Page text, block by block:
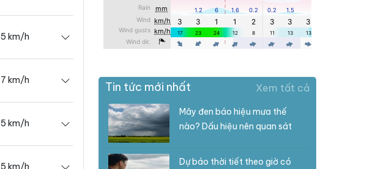
5 km/h
7 km/h
5 km/h
5 km/h
Tin tức mới nhất Xem tất cả
Mây đen báo hiệu mưa thế
nào? Dấu hiệu nên quan sát
Dự báo thời tiết theo giờ có